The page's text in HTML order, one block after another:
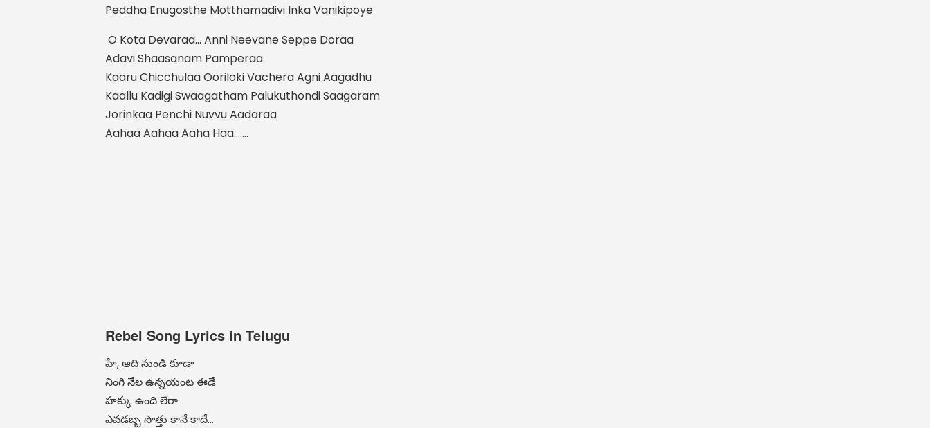
Peddha Enugosthe Motthamadivi Inka Vanikipoye
O Kota Devaraa… Anni Neevane Seppe Doraa
Adavi Shaasanam Pamperaa
Kaaru Chicchulaa Ooriloki Vachera Agni Aagadhu
Kaallu Kadigi Swaagatham Palukuthondi Saagaram
Jorinkaa Penchi Nuvvu Aadaraa
Aahaa Aahaa Aaha Haa…….
Rebel Song Lyrics in Telugu
హే, ఆది నుండి కూడా
నింగి నేల ఉన్నయంట ఈడే
హక్కు ఉంది లేరా
ఎవడబ్బ సొత్తు కానే కాదే…